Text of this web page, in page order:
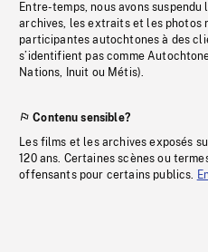
Entre-temps, nous avons
archives, les extraits et les photos
participantes autochtones à des
s’identifient pas comme
Nations, Inuit ou Métis).
Contenu sensible?
Les films et les archives exposés
120 ans. Certaines scènes ou
offensants pour certains publics.